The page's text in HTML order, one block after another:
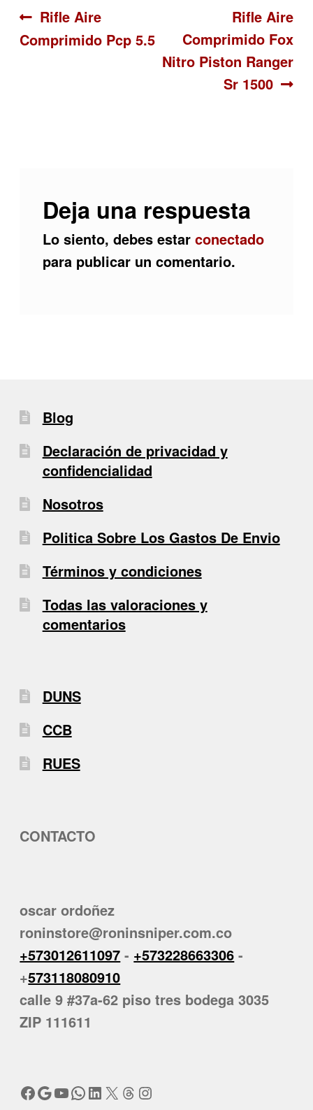
Navegación
de
Anterior:
Rifle Aire
Comprimido Pcp 5.5
Siguiente:
Rifle Aire
Comprimido Fox
Nitro Piston Ranger
Sr 1500
Deja una respuesta
Lo siento, debes estar conectado
para publicar un comentario.
Blog
Declaración de privacidad y
confidencialidad
Nosotros
Politica Sobre Los Gastos De Envio
Términos y condiciones
Todas las valoraciones y
comentarios
DUNS
CCB
RUES
CONTACTO
oscar ordoñez
roninstore@roninsniper.com.co
+573012611097 - +573228663306 -
+573118080910
calle 9 #37a-62 piso tres bodega 3035
ZIP 111611
Facebook
Google
YouTube
WhatsApp
LinkedIn
X Threads
Instagram